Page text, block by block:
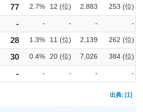
77 2.7% 12 (位) 2,883 253 (位)
- - - - -
28 1.3% 11 (位) 2,139 262 (位)
30 0.4% 20 (位) 7,026 384 (位)
- - - - -
出典: [1]